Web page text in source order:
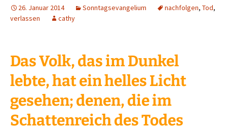
26. Januar 2014 Sonntagsevangelium nachfolgen, Tod,
verlassen
cathy
Das Volk, das im Dunkel
lebte, hat ein helles Licht
gesehen; denen, die im
Schattenreich des Todes